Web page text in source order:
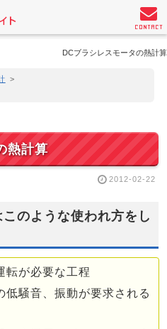
DCブラシレスモータの熱計算
>
熱計算
2012-02-22
のような使われ方をし
転が必要な工程
低騒音、振動が要求される
CONTACT